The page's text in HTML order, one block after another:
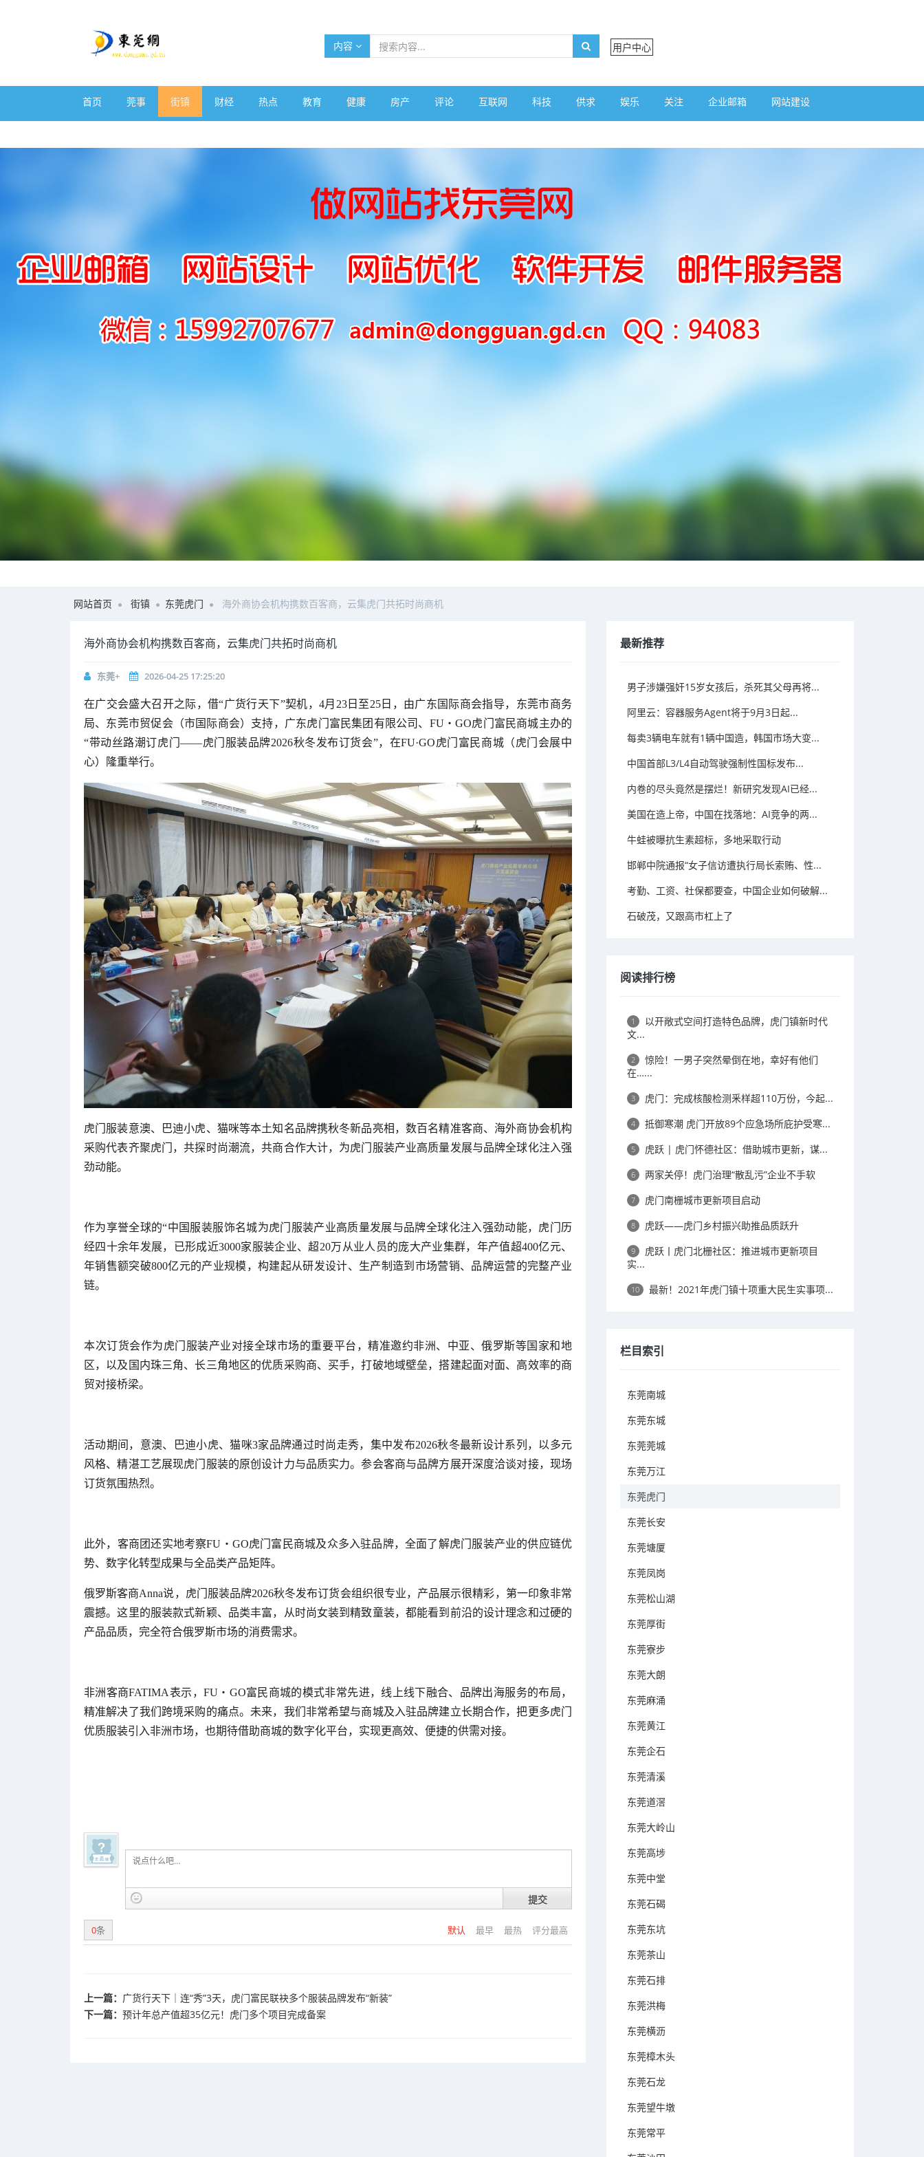
内容 用户中心
首页 莞事 街镇 财经 热点 教育 健康 房产 评论 互联网 科技 供求 娱乐 关注 企业邮箱 网站建设
网站首页 街镇 东莞虎门 海外商协会机构携数百客商，云集虎门共拓时尚商机
海外商协会机构携数百客商，云集虎门共拓时尚商机
东莞+ 2026-04-25 17:25:20
在广交会盛大召开之际，借“广货行天下”契机，4月23日至25日，由广东国际商会指导，东莞市商务
局、东莞市贸促会（市国际商会）支持，广东虎门富民集团有限公司、FU・GO虎门富民商城主办的
“带动丝路潮订虎门——虎门服装品牌2026秋冬发布订货会”，在FU·GO虎门富民商城（虎门会展中
心）隆重举行。
虎门服装意澳、巴迪小虎、猫咪等本土知名品牌携秋冬新品亮相，数百名精准客商、海外商协会机构
采购代表齐聚虎门，共探时尚潮流，共商合作大计，为虎门服装产业高质量发展与品牌全球化注入强
劲动能。
作为享誉全球的“中国服装服饰名城为虎门服装产业高质量发展与品牌全球化注入强劲动能，虎门历
经四十余年发展，已形成近3000家服装企业、超20万从业人员的庞大产业集群，年产值超400亿元、
年销售额突破800亿元的产业规模，构建起从研发设计、生产制造到市场营销、品牌运营的完整产业
链。
本次订货会作为虎门服装产业对接全球市场的重要平台，精准邀约非洲、中亚、俄罗斯等国家和地
区，以及国内珠三角、长三角地区的优质采购商、买手，打破地域壁垒，搭建起面对面、高效率的商
贸对接桥梁。
活动期间，意澳、巴迪小虎、猫咪3家品牌通过时尚走秀，集中发布2026秋冬最新设计系列，以多元
风格、精湛工艺展现虎门服装的原创设计力与品质实力。参会客商与品牌方展开深度洽谈对接，现场
订货氛围热烈。
此外，客商团还实地考察FU・GO虎门富民商城及众多入驻品牌，全面了解虎门服装产业的供应链优
势、数字化转型成果与全品类产品矩阵。
俄罗斯客商Anna说，虎门服装品牌2026秋冬发布订货会组织很专业，产品展示很精彩，第一印象非常
震撼。这里的服装款式新颖、品类丰富，从时尚女装到精致童装，都能看到前沿的设计理念和过硬的
产品品质，完全符合俄罗斯市场的消费需求。
非洲客商FATIMA表示，FU・GO富民商城的模式非常先进，线上线下融合、品牌出海服务的布局，
精准解决了我们跨境采购的痛点。未来，我们非常希望与商城及入驻品牌建立长期合作，把更多虎门
优质服装引入非洲市场，也期待借助商城的数字化平台，实现更高效、便捷的供需对接。
提交
默认 最早 最热 评分最高
0条
上一篇： 广货行天下｜连“秀”3天，虎门富民联袂多个服装品牌发布“新装”
下一篇： 预计年总产值超35亿元！虎门多个项目完成备案
最新推荐
男子涉嫌强奸15岁女孩后，杀死其父母再将...
阿里云：容器服务Agent将于9月3日起...
每卖3辆电车就有1辆中国造，韩国市场大变...
中国首部L3/L4自动驾驶强制性国标发布...
内卷的尽头竟然是摆烂！新研究发现AI已经...
美国在造上帝，中国在找落地：AI竞争的两...
牛蛙被曝抗生素超标，多地采取行动
邯郸中院通报“女子信访遭执行局长索贿、性...
考勤、工资、社保都要查，中国企业如何破解...
石破茂，又跟高市杠上了
阅读排行榜
1
以开敞式空间打造特色品牌，虎门镇新时代
文...
2
惊险！一男子突然晕倒在地，幸好有他们
在…...
3 虎门：完成核酸检测釆样超110万份，今起...
4 抵御寒潮 虎门开放89个应急场所庇护受寒...
5 虎跃 | 虎门怀德社区：借助城市更新，谋...
6 两家关停！虎门治理“散乱污”企业不手软
7 虎门南栅城市更新项目启动
8 虎跃——虎门乡村振兴助推品质跃升
9
虎跃丨虎门北栅社区：推进城市更新项目
实...
10 最新！2021年虎门镇十项重大民生实事项...
栏目索引
东莞南城
东莞东城
东莞莞城
东莞万江
东莞虎门
东莞长安
东莞塘厦
东莞凤岗
东莞松山湖
东莞厚街
东莞寮步
东莞大朗
东莞麻涌
东莞黄江
东莞企石
东莞清溪
东莞道滘
东莞大岭山
东莞高埗
东莞中堂
东莞石碣
东莞东坑
东莞茶山
东莞石排
东莞洪梅
东莞横沥
东莞樟木头
东莞石龙
东莞望牛墩
东莞常平